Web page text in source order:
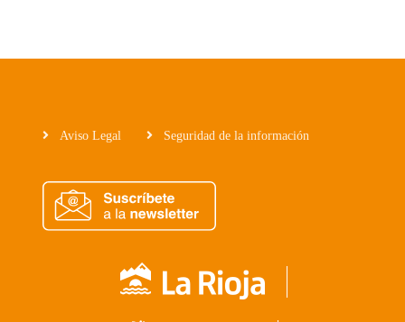
Aviso Legal Seguridad de la información